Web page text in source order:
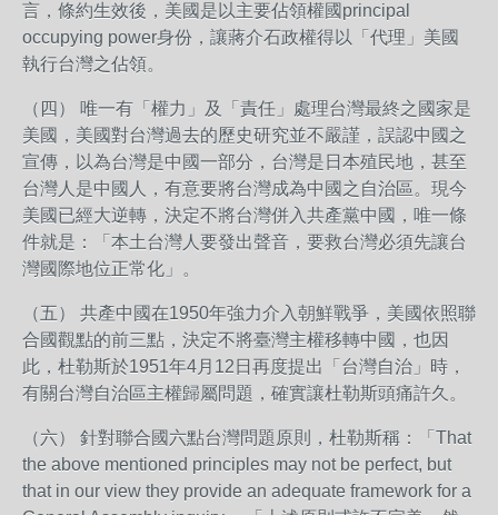
言，條約生效後，美國是以主要佔領權國principal
occupying power身份，讓蔣介石政權得以「代理」美國
執行台灣之佔領。
（四） 唯一有「權力」及「責任」處理台灣最終之國家是
美國，美國對台灣過去的歷史研究並不嚴謹，誤認中國之
宣傳，以為台灣是中國一部分，台灣是日本殖民地，甚至
台灣人是中國人，有意要將台灣成為中國之自治區。現今
美國已經大逆轉，決定不將台灣併入共產黨中國，唯一條
件就是：「本土台灣人要發出聲音，要救台灣必須先讓台
灣國際地位正常化」。
（五） 共產中國在1950年強力介入朝鮮戰爭，美國依照聯
合國觀點的前三點，決定不將臺灣主權移轉中國，也因
此，杜勒斯於1951年4月12日再度提出「台灣自治」時，
有關台灣自治區主權歸屬問題，確實讓杜勒斯頭痛許久。
（六） 針對聯合國六點台灣問題原則，杜勒斯稱：「That
the above mentioned principles may not be perfect, but
that in our view they provide an adequate framework for a